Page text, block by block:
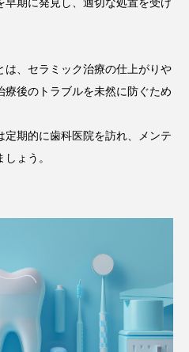
期に発見し、適切な処置を受け
は、セラミック治療の仕上がりや
後のトラブルを未然に防ぐため
期的に歯科医院を訪れ、メンテ
ょう。